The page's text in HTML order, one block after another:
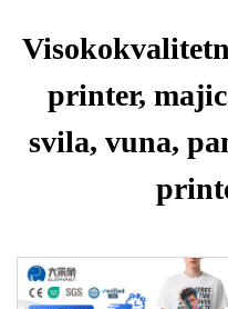
printer,
svila, vuna,